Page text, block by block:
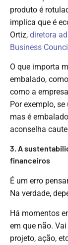
produto é
implica que é
Ortiz, diretora
Business
O que importa
embalado,
como a
Por exemplo,
mas é
aconselha
3. A
financeiros
É um erro
Na verdade,
Há momentos
em que não.
projeto, ação,